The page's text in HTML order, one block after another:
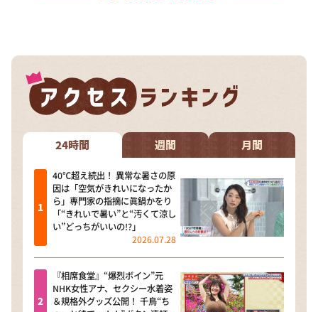
24時間 週間 月間
40℃超え続出！ 異常な暑さの原
因は「空気がきれいになったか
ら」専門家の指摘に眞鍋かをり
「“きれいで暑い”と“汚くて涼し
い”どっちがいいの!?」
2026.07.28
『相席食堂』“爆烈ボイン”元
NHK女性アナ、セクシー水着姿
＆規格外グッズ公開！ 千鳥“ち